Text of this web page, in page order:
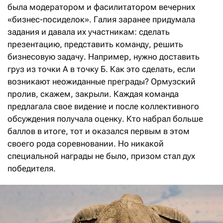
была модератором и фасилитатором вечерних
«бизнес-посиделок». Галия заранее придумала
задания и давала их участникам: сделать
презентацию, представить команду, решить
бизнесовую задачу. Например, нужно доставить
груз из точки А в точку Б. Как это сделать, если
возникают неожиданные преграды? Ормузский
пролив, скажем, закрыли. Каж­дая команда
предлагала свое видение и после коллективного
обсуждения получала оценку. Кто набрал больше
баллов в итоге, тот и оказался первым в этом
своего рода соревновании. Но никакой
специальной награды не было, призом стал дух
победителя.